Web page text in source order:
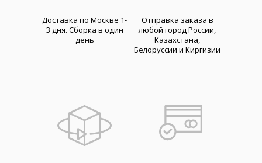
Доставка по Москве 1-
3 дня. Cборка в один
день
Отправка заказа в
любой город России,
Казахстана,
Белоруссии и Киргизии